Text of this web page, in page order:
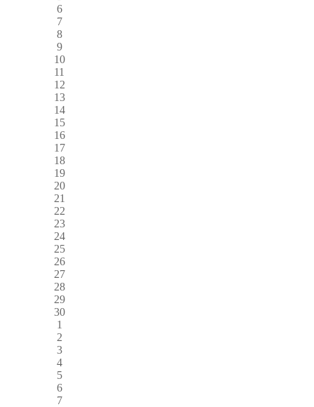
6
7
8
9
10
11
12
13
14
15
16
17
18
19
20
21
22
23
24
25
26
27
28
29
30
1
2
3
4
5
6
7